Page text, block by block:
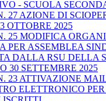
- SCUOLA
27 AZIONE DI
OTTOBRE 2025
25 MODIFICA
PER ASSEMBLEA
DALLA RSU DELLA
30 SETTEMBRE 2025
23 ATTIVAZIONE
ELETTRONICO